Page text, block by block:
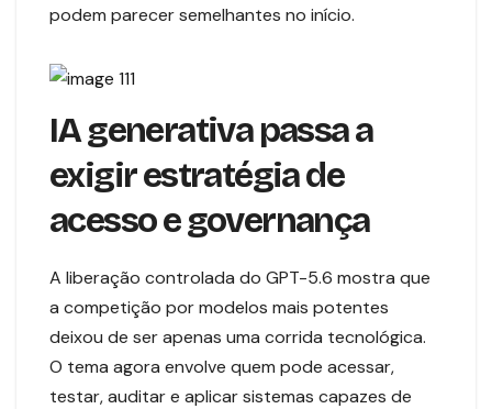
podem parecer semelhantes no início.
IA generativa passa a
exigir estratégia de
acesso e governança
A liberação controlada do GPT-5.6 mostra que
a competição por modelos mais potentes
deixou de ser apenas uma corrida tecnológica.
O tema agora envolve quem pode acessar,
testar, auditar e aplicar sistemas capazes de